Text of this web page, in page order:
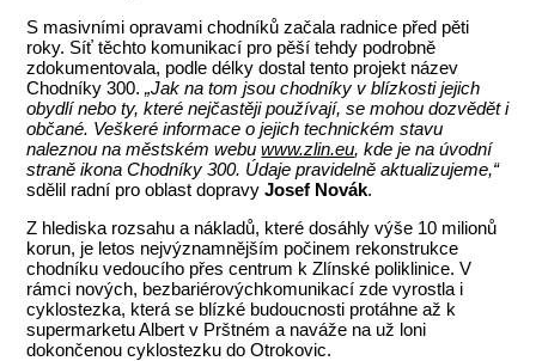
S masivními opravami chodníků začala radnice před pěti
roky. Síť těchto komunikací pro pěší tehdy podrobně
zdokumentovala, podle délky dostal tento projekt název
Chodníky 300.„Jak na tom jsou chodníky v blízkosti jejich
obydlí nebo ty, které nejčastěji používají, se mohou dozvědět i
občané. Veškeré informace o jejich technickém stavu
naleznou na městském webuwww.zlin.eu, kde je na úvodní
straně ikona Chodníky 300. Údaje pravidelně aktualizujeme,“
sdělil radní pro oblast dopravyJosef Novák.
Z hlediska rozsahu a nákladů, které dosáhly výše 10 milionů
korun, je letos nejvýznamnějším počinem rekonstrukce
chodníku vedoucího přes centrum k Zlínské poliklinice. V
rámci nových, bezbariérovýchkomunikací zde vyrostla i
cyklostezka, která se blízké budoucnosti protáhne až k
supermarketu Albert v Prštném a naváže na už loni
dokončenou cyklostezku do Otrokovic.